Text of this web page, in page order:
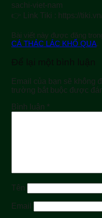
sachi-viet-nam
👉 Link Tiki : https://
Bài viết này được đăng
CÁ THÁC LÁC KHỔ QUA.
Để lại một bình luận
Email của bạn sẽ không
trường bắt buộc được
Bình luận *
Tên
Email